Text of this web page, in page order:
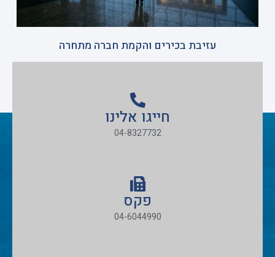
עזיבת בכירים והקמת חברה מתחרה
חייגו אלינו
04-8327732
פקס
04-6044990